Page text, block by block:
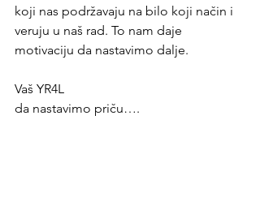
koji nas podržavaju na bilo koji način i
veruju u naš rad. To nam daje
motivaciju da nastavimo dalje.
Vaš YR4L
da nastavimo priču….